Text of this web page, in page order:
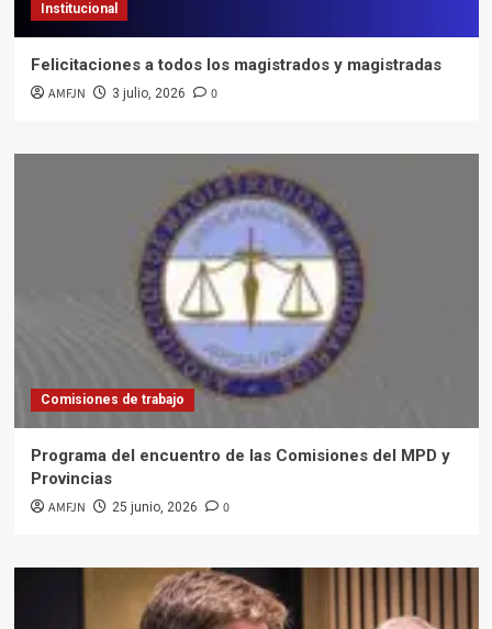
Institucional
Felicitaciones a todos los magistrados y magistradas
AMFJN 3 julio, 2026 0
Comisiones de trabajo
Programa del encuentro de las Comisiones del MPD y
Provincias
AMFJN 25 junio, 2026 0